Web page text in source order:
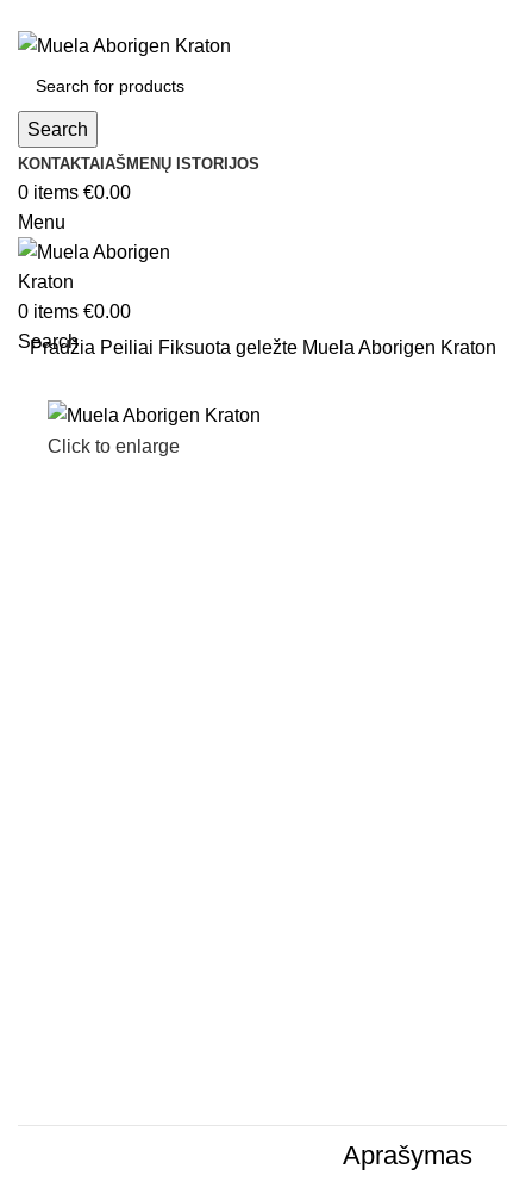
Search
KONTAKTAI AŠMENŲ ISTORIJOS
0 items €0.00
Menu
0 items €0.00
Search
Pradžia Peiliai Fiksuota geležte Muela Aborigen Kraton
Click to enlarge
Aprašymas